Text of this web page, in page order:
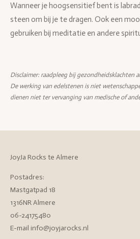
Wanneer je hoogsensitief bent is
steen om bij je te dragen. Ook een
gebruiken bij meditatie en andere
Disclaimer: raadpleeg bij gezondheidsklachten
De werking van edelstenen is niet
dienen niet ter vervanging van medische of
JoyJa Rocks te Almere
Postadres:
Mastgatpad 18
1316NR Almere
06-24175480
E-mail info@joyjarocks.nl